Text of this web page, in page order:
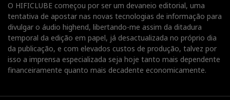
O HIFICLUBE começou por ser um devaneio editorial, uma
tentativa de apostar nas novas tecnologias de informação para
divulgar o áudio highend, libertando-me assim da ditadura
temporal da edição em papel, já desactualizada no próprio dia
da publicação, e com elevados custos de produção, talvez por
isso a imprensa especializada seja hoje tanto mais dependente
financeiramente quanto mais decadente economicamente.